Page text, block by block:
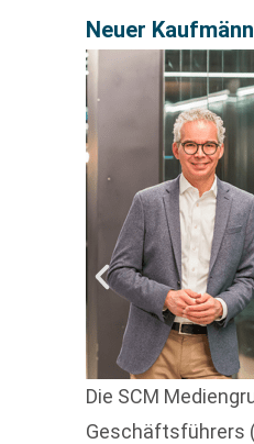
Neuer
Die SCM
Geschäftsführers